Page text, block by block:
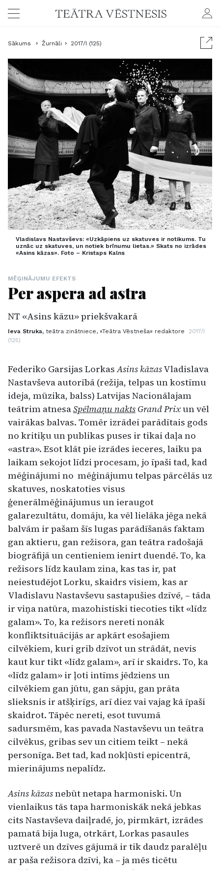
Sākums Žurnāli 2017/I (125)
Vladislavs Nastavševs: «Uzkāpiens uz skatuves ir notikums. Tu
uznāc uz skatuves, un notiek brīnumu lietas.» Skats no izrādes
«Asins kāzas». Foto – Kristaps Kalns
MĒĢINĀJUMU EFEKTS
Per aspera ad astra
NT «Asins kāzu» priekšvakarā
Ieva Struka, teātra zinātniece, «Teātra Vēstneša» redaktore
2017/I
(125)
Federiko Garsijas LorkasAsins kāzasVladislava
Nastavševa autorībā (režija, telpas un kostīmu
ideja, mūzika, balss) Latvijas Nacionālajam
teātrim atnesaSpēlmaņu nakts Grand Prixun vēl
vairākas balvas. Tomēr izrādei parādītais gods
no kritiķu un publikas puses ir tikai daļa no
«astra». Esot klāt pie izrādes ieceres, laiku pa
laikam sekojot līdzi procesam, jo īpaši tad, kad
mēģinājumi no mēģinājumu telpas pārcēlās uz
skatuves, noskatoties visus
ģenerālmēģinājumus un ieraugot
galarezultātu, domāju, ka vēl lielāka jēga nekā
balvām ir pašam šīs lugas parādīšanās faktam
gan aktieru, gan režisora, gan teātra radošajā
biogrāfijā un centieniem ienirt duendē. To, ka
režisors līdz kaulam zina, kas tas ir, pat
neiestudējot Lorku, skaidrs visiem, kas ar
Vladislavu Nastavševu sastapušies dzīvē, – tāda
ir viņa natūra, mazohistiski tiecoties tikt «līdz
galam». To, ka režisors nereti nonāk
konfliktsituācijās ar apkārt esošajiem
cilvēkiem, kuri grib dzīvot un strādāt, nevis
kaut kur tikt «līdz galam», arī ir skaidrs. To, ka
«līdz galam» ir ļoti intīms jēdziens un
cilvēkiem gan jūtu, gan sāpju, gan prāta
slieksnis ir atšķirīgs, arī diez vai vajag kā īpaši
skaidrot. Tāpēc nereti, esot tuvumā
sadursmēm, kas pavada Nastavševu un teātra
cilvēkus, gribas sev un citiem teikt – nekā
personīga. Bet tad, kad nokļūsti epicentrā,
mierinājums nepalīdz.
Asins kāzasnebūt netapa harmoniski. Un
vienlaikus tās tapa harmoniskāk nekā jebkas
cits Nastavševa daiļradē, jo, pirmkārt, izrādes
pamatā bija luga, otrkārt, Lorkas pasaules
uztverē un dzīves gājumā ir tik daudz paralēļu
ar paša režisora dzīvi, ka – ja mēs ticētu